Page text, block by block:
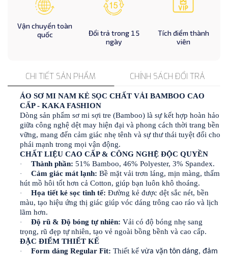
Vận chuyển toàn
quốc
Đổi trả trong 15
ngày
Tích điểm thành
viên
CHI TIẾT SẢN PHẨM CHÍNH SÁCH ĐỔI TRẢ
ÁO SƠ MI NAM KẺ SỌC CHẤT VẢI BAMBOO CAO
CẤP - KAKA FASHION
Dòng sản phẩm sơ mi sợi tre (Bamboo) là sự kết hợp hoàn hảo
giữa công nghệ dệt may hiện đại và phong cách thời trang bền
vững, mang đến cảm giác nhẹ tênh và sự thư thái tuyệt đối cho
phái mạnh trong mọi vận động.
CHẤT LIỆU CAO CẤP & CÔNG NGHỆ ĐỘC QUYỀN
· Thành phần: 51% Bamboo, 46% Polyester, 3% Spandex.
· Cảm giác mát lạnh: Bề mặt vải trơn láng, mịn màng, thấm
hút mồ hôi tốt hơn cả Cotton, giúp bạn luôn khô thoáng.
· Họa tiết kẻ sọc tinh tế: Đường kẻ được dệt sắc nét, bền
màu, tạo hiệu ứng thị giác giúp vóc dáng trông cao ráo và lịch
lãm hơn.
· Độ rũ & Độ bóng tự nhiên: Vải có độ bóng nhẹ sang
trọng, rũ đẹp tự nhiên, tạo vẻ ngoài bồng bềnh và cao cấp.
ĐẶC ĐIỂM THIẾT KẾ
· Form dáng Regular Fit: Thiết kế vừa vặn tôn dáng, đảm